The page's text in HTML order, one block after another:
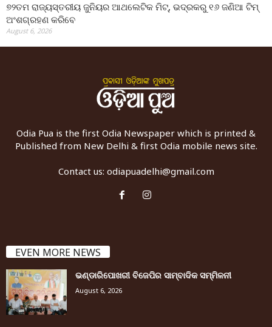
୭୨ତମ ରାଜ୍ୟସ୍ତରୀୟ ଜୁନିୟର ଆଥଲେଟିକ ମିଟ୍‌, ଭଦ୍ରକରୁ ୧୬ ଜଣିଆ ଟିମ୍
ଅଂଶଗ୍ରହଣ କରିବେ
August 6, 2026
Odia Pua is the first Odia Newspaper which is printed &
Published from New Delhi & first Odia mobile news site.
Contact us: odiapuadelhi@gmail.com
EVEN MORE NEWS
ଭଣ୍ଡାରିପୋଖରୀ ବିଜେପିର ସାମ୍ବାଦିକ ସମ୍ମିଳନୀ
August 6, 2026